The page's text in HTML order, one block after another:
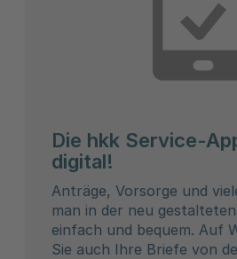
Die hkk Service-
digital!
Anträge, Vorsorge und
man in der neu
einfach und bequem. Auf
Sie auch Ihre Briefe von